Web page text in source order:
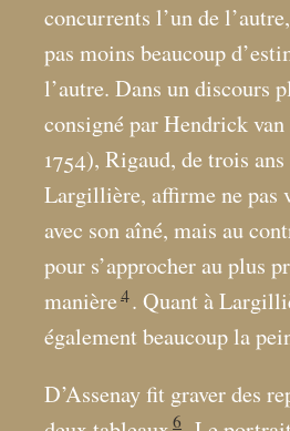
concurrents l’un de
pas moins beaucoup
l’autre. Dans un discours
consigné par Hendrick
1754), Rigaud, de trois
Largillière, affirme ne pas
avec son aîné, mais au
pour s’approcher au plus
manière 4 . Quant à
également beaucoup la
D’Assenay fit graver des
6